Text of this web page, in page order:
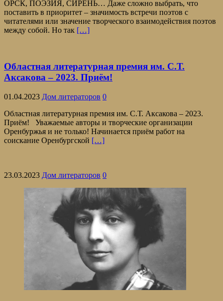
ОРСК, ПОЭЗИЯ, СИРЕНЬ… Даже сложно выбрать, что
поставить в приоритет – значимость встречи поэтов с
читателями или значение творческого взаимодействия поэтов
между собой. Но так […]
Областная литературная премия им. С.Т.
Аксакова – 2023. Приём!
01.04.2023 Дом литераторов 0
Областная литературная премия им. С.Т. Аксакова – 2023.
Приём! Уважаемые авторы и творческие организации
Оренбуржья и не только! Начинается приём работ на
соискание Оренбургской […]
23.03.2023 Дом литераторов 0